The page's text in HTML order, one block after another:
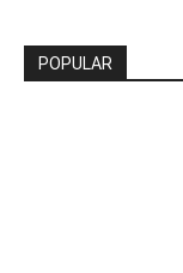
POPULAR